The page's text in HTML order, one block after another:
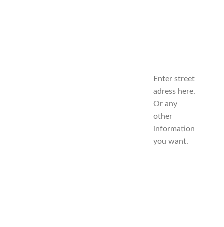
Enter street
adress here.
Or any
other
information
you want.